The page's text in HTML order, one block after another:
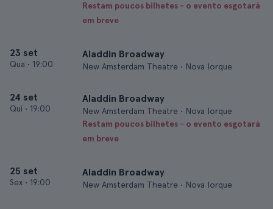
Restam poucos bilhetes - o evento esgotará
em breve
23 set
Qua • 19:00
Aladdin Broadway
New Amsterdam Theatre • Nova Iorque
24 set
Qui • 19:00
Aladdin Broadway
New Amsterdam Theatre • Nova Iorque
Restam poucos bilhetes - o evento esgotará
em breve
25 set
Sex • 19:00
Aladdin Broadway
New Amsterdam Theatre • Nova Iorque